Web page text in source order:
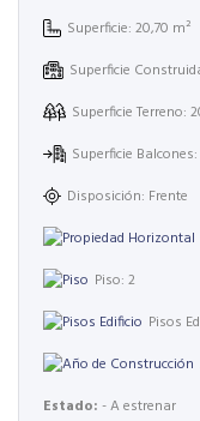
Superficie: 20,70 m²
Superficie
Superficie Terreno:
Superficie Balcones:
Disposición: Frente
Piso: 2
Pisos
Estado: - A estrenar